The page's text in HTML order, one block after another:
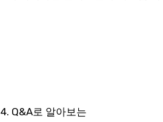
4. Q&A로 알아보는